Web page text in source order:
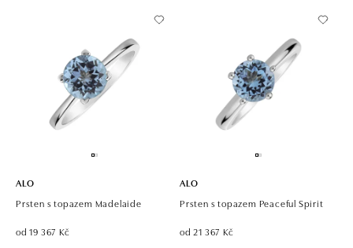
ALO
Prsten s topazem Madelaide
od 19 367 Kč
ALO
Prsten s topazem Peaceful Spirit
od 21 367 Kč